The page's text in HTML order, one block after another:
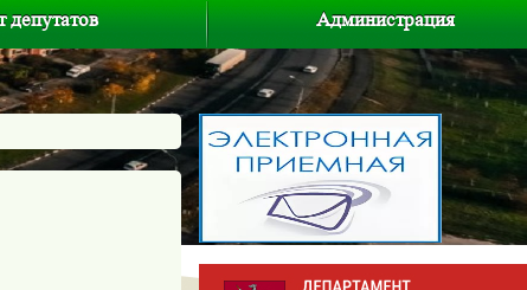
депутатов Администрация